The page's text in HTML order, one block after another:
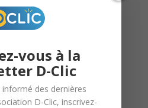
particulièrement
leur a permis de
édition du concours.
DES
vous à la
D-Clic
des dernières
D-Clic, inscrivez-